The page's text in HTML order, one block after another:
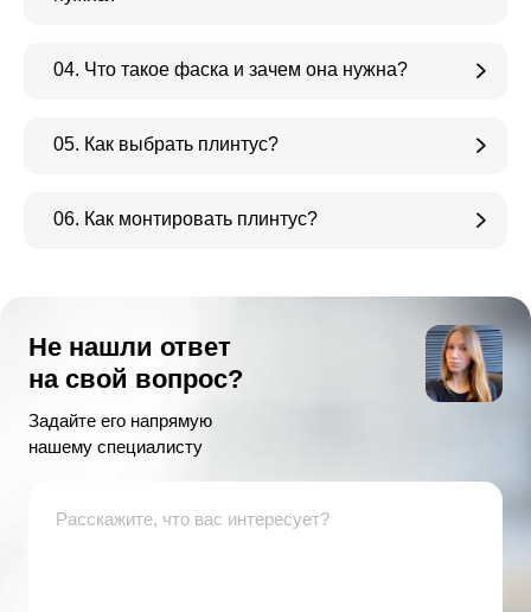
04. Что такое фаска и зачем она нужна?
05. Как выбрать плинтус?
06. Как монтировать плинтус?
Не нашли ответ
на свой вопрос?
Задайте его напрямую
нашему специалисту